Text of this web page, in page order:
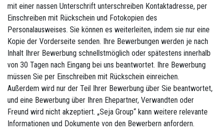
mit einer nassen Unterschrift unterschreiben Kontaktadresse, per
Einschreiben mit Rückschein und Fotokopien des
Personalausweises. Sie können es weiterleiten, indem sie nur eine
Kopie der Vorderseite senden. Ihre Bewerbungen werden je nach
Inhalt Ihrer Bewerbung schnellstmöglich oder spätestens innerhalb
von 30 Tagen nach Eingang bei uns beantwortet. Ihre Bewerbung
müssen Sie per Einschreiben mit Rückschein einreichen.
Außerdem wird nur der Teil Ihrer Bewerbung über Sie beantwortet,
und eine Bewerbung über Ihren Ehepartner, Verwandten oder
Freund wird nicht akzeptiert. „Seja Group“ kann weitere relevante
Informationen und Dokumente von den Bewerbern anfordern.